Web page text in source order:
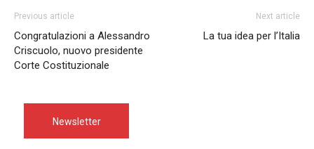
Previous article
Congratulazioni a Alessandro
Criscuolo, nuovo presidente
Corte Costituzionale
Next article
La tua idea per l’Italia
Newsletter